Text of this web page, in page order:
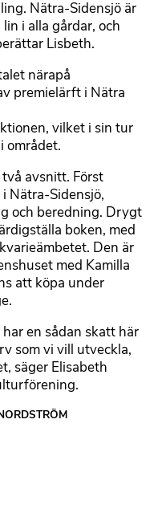
Nätra-Sidensjö är
i alla gårdar, och
Lisbeth.
närapå
premielärft i Nätra
vilket i sin tur
området.
två avsnitt. Först
Nätra-Sidensjö,
och beredning. Drygt
boken, med
Den är
med Kamilla
att köpa under
en sådan skatt här
som vi vill utveckla,
säger Elisabeth